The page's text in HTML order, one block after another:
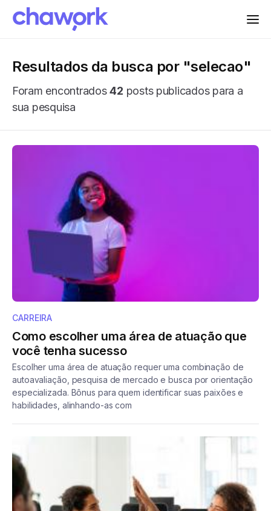
Resultados da busca por "selecao"
Foram encontrados42 posts publicados para a
sua pesquisa
CARREIRA
Como escolher uma área de atuação que
você tenha sucesso
Escolher uma área de atuação requer uma combinação de
autoavaliação, pesquisa de mercado e busca por orientação
especializada. Bônus para quem identificar suas paixões e
habilidades, alinhando-as com